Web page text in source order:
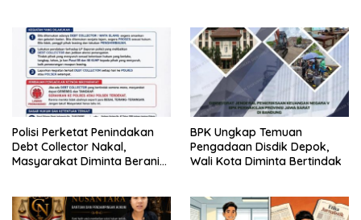
Polisi Perketat Penindakan
Debt Collector Nakal,
Masyarakat Diminta Berani
BPK Ungkap Temuan
Pengadaan Disdik Depok,
Wali Kota Diminta Bertindak